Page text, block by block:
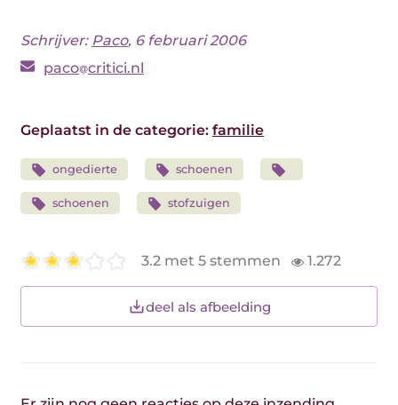
Schrijver: Paco, 6 februari 2006
paco critici.nl
Geplaatst in de categorie: familie
ongedierte schoenen
schoenen stofzuigen
3.2 met 5 stemmen 1.272
deel als afbeelding